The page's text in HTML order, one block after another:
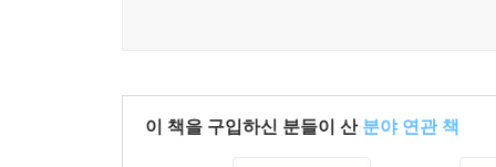
이 책을 구입하신 분들이 산 분야 연관 책